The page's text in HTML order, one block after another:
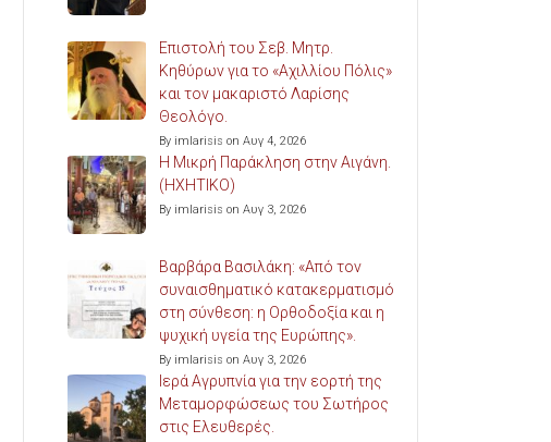
Επιστολή του Σεβ. Μητρ.
Κηθύρων για το «Αχιλλίου Πόλις»
και τον μακαριστό Λαρίσης
Θεολόγο.
By imlarisis on Αυγ 4, 2026
Η Μικρή Παράκληση στην Αιγάνη.
(ΗΧΗΤΙΚΟ)
By imlarisis on Αυγ 3, 2026
Βαρβάρα Βασιλάκη: «Από τον
συναισθηματικό κατακερματισμό
στη σύνθεση: η Ορθοδοξία και η
ψυχική υγεία της Ευρώπης».
By imlarisis on Αυγ 3, 2026
Ιερά Αγρυπνία για την εορτή της
Μεταμορφώσεως του Σωτήρος
στις Ελευθερές.